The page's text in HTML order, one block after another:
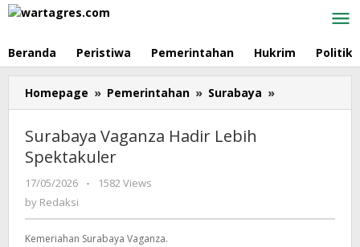
Skip
Beranda Peristiwa Pemerintahan Hukrim Politik
Homepage » Pemerintahan » Surabaya »
Vaganza
Surabaya Vaganza Hadir Lebih
Spektakuler
17/05/2026
by
-
1582 Views
by Redaksi
Kemeriahan Surabaya Vaganza.